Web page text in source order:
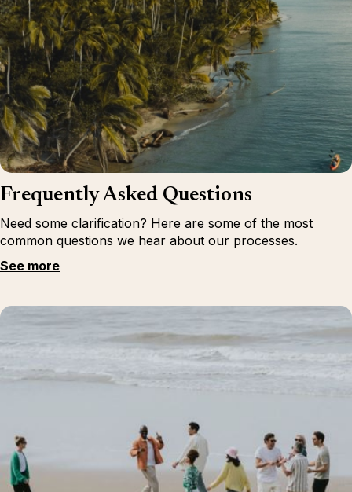
Frequently Asked Questions
Need some clarification? Here are some of the most
common questions we hear about our processes.
See more